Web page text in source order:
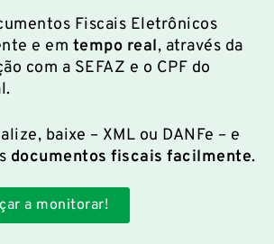
Fiscais Eletrônicos
e em tempo real, através da
com a SEFAZ e o CPF do
baixe – XML ou DANFe – e
documentos fiscais facilmente.
a monitorar!